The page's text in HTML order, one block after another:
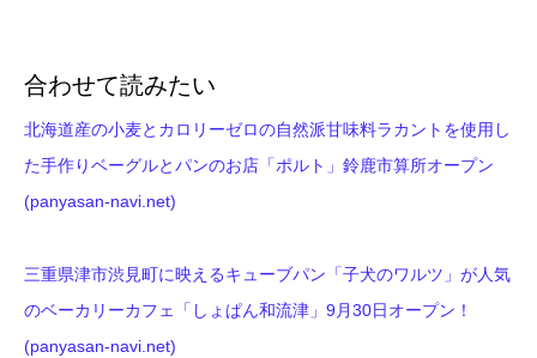
合わせて読みたい
北海道産の小麦とカロリーゼロの自然派甘味料ラカントを使用し
た手作りベーグルとパンのお店「ポルト」鈴鹿市算所オープン
(panyasan-navi.net)
三重県津市渋見町に映えるキューブパン「子犬のワルツ」が人気
のベーカリーカフェ「しょぱん和流津」9月30日オープン！
(panyasan-navi.net)